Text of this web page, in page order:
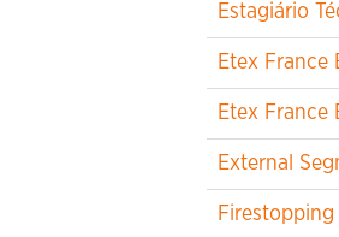
Estagiário
Etex France
Etex France
External